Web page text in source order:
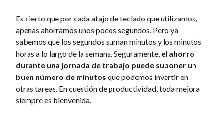
Es cierto que por cada atajo de teclado que utilizamos,
apenas ahorramos unos pocos segundos. Pero ya
sabemos que los segundos suman minutos y los minutos
horas a lo largo de la semana. Seguramente, el ahorro
durante una jornada de trabajo puede suponer un
buen número de minutos que podemos invertir en
otras tareas. En cuestión de productividad, toda mejora
siempre es bienvenida.